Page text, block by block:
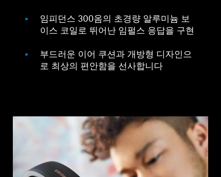
임피던스 300옴의 초경량 알루미늄 보
이스 코일로 뛰어난 임펄스 응답을 구현
부드러운 이어 쿠션과 개방형 디자인으
로 최상의 편안함을 선사합니다